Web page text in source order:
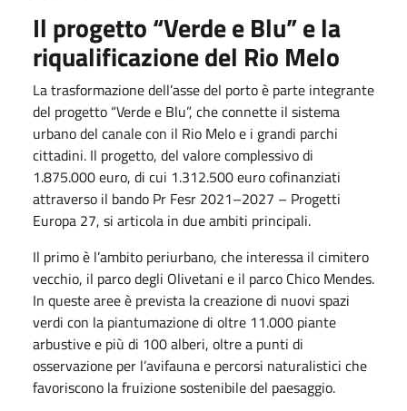
Il progetto “Verde e Blu” e la
riqualificazione del Rio Melo
La trasformazione dell’asse del porto è parte integrante
del progetto “Verde e Blu”, che connette il sistema
urbano del canale con il Rio Melo e i grandi parchi
cittadini. Il progetto, del valore complessivo di
1.875.000 euro, di cui 1.312.500 euro cofinanziati
attraverso il bando Pr Fesr 2021–2027 – Progetti
Europa 27, si articola in due ambiti principali.
Il primo è l’ambito periurbano, che interessa il cimitero
vecchio, il parco degli Olivetani e il parco Chico Mendes.
In queste aree è prevista la creazione di nuovi spazi
verdi con la piantumazione di oltre 11.000 piante
arbustive e più di 100 alberi, oltre a punti di
osservazione per l’avifauna e percorsi naturalistici che
favoriscono la fruizione sostenibile del paesaggio.